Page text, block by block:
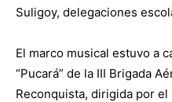
Suligoy, delegaciones
El marco musical estuvo a
“Pucará” de la III Brigada
Reconquista, dirigida por el